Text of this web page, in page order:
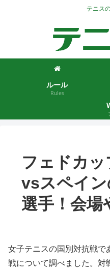
テニス
ルール
Rules
フェドカ
vsスペイ
選手！会場
女子テニスの国別対抗戦で
戦について調べました。対